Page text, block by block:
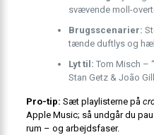
svævende moll-
Brugsscenarier:
tænde duftlys og
Lyt til: Tom Misch –
Stan Getz & João
Pro-tip: Sæt playlisterne på
Apple Music; så undgår du
rum – og arbejdsfaser.